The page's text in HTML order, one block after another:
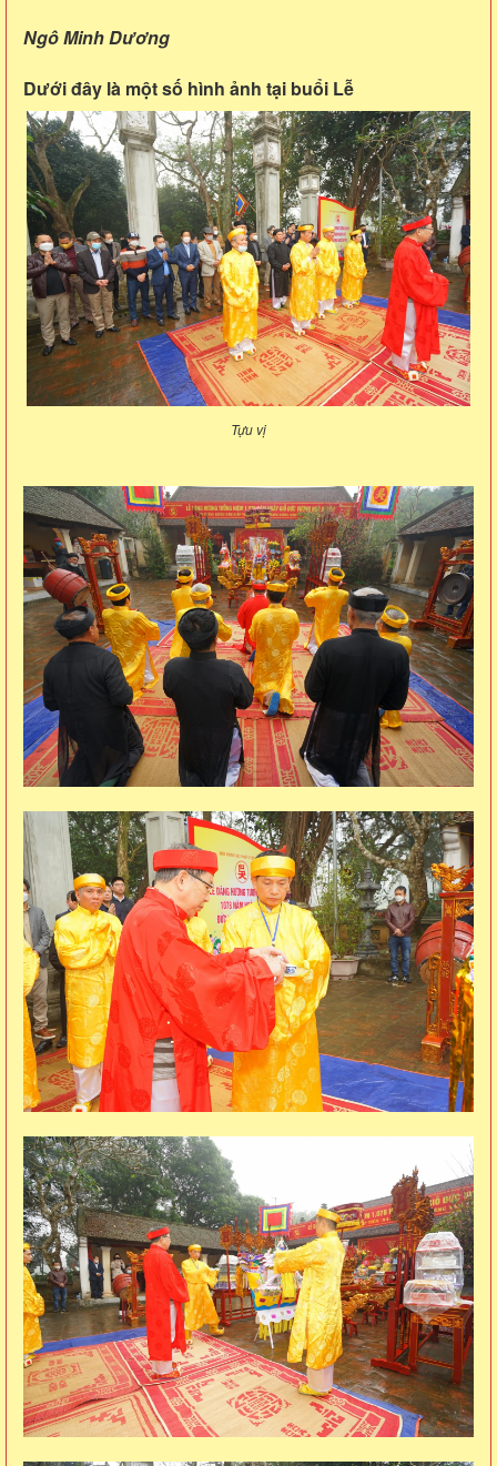
Ngô Minh Dương
Dưới đây là một số hình ảnh tại buổi Lễ
Tựu vị